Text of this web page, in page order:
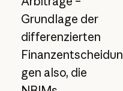
Grundlage der
differenzierten
Finanzentscheidun
gen also, die